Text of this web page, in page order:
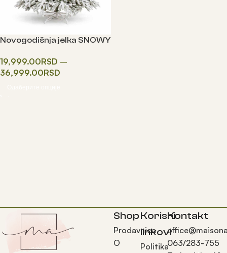
Novogodišnja jelka SNOWY
19,999.00RSD –
36,999.00RSD
Shop
Prodavnica
O
Korisni
linkovi
Politika
Kontakt
063/283-755